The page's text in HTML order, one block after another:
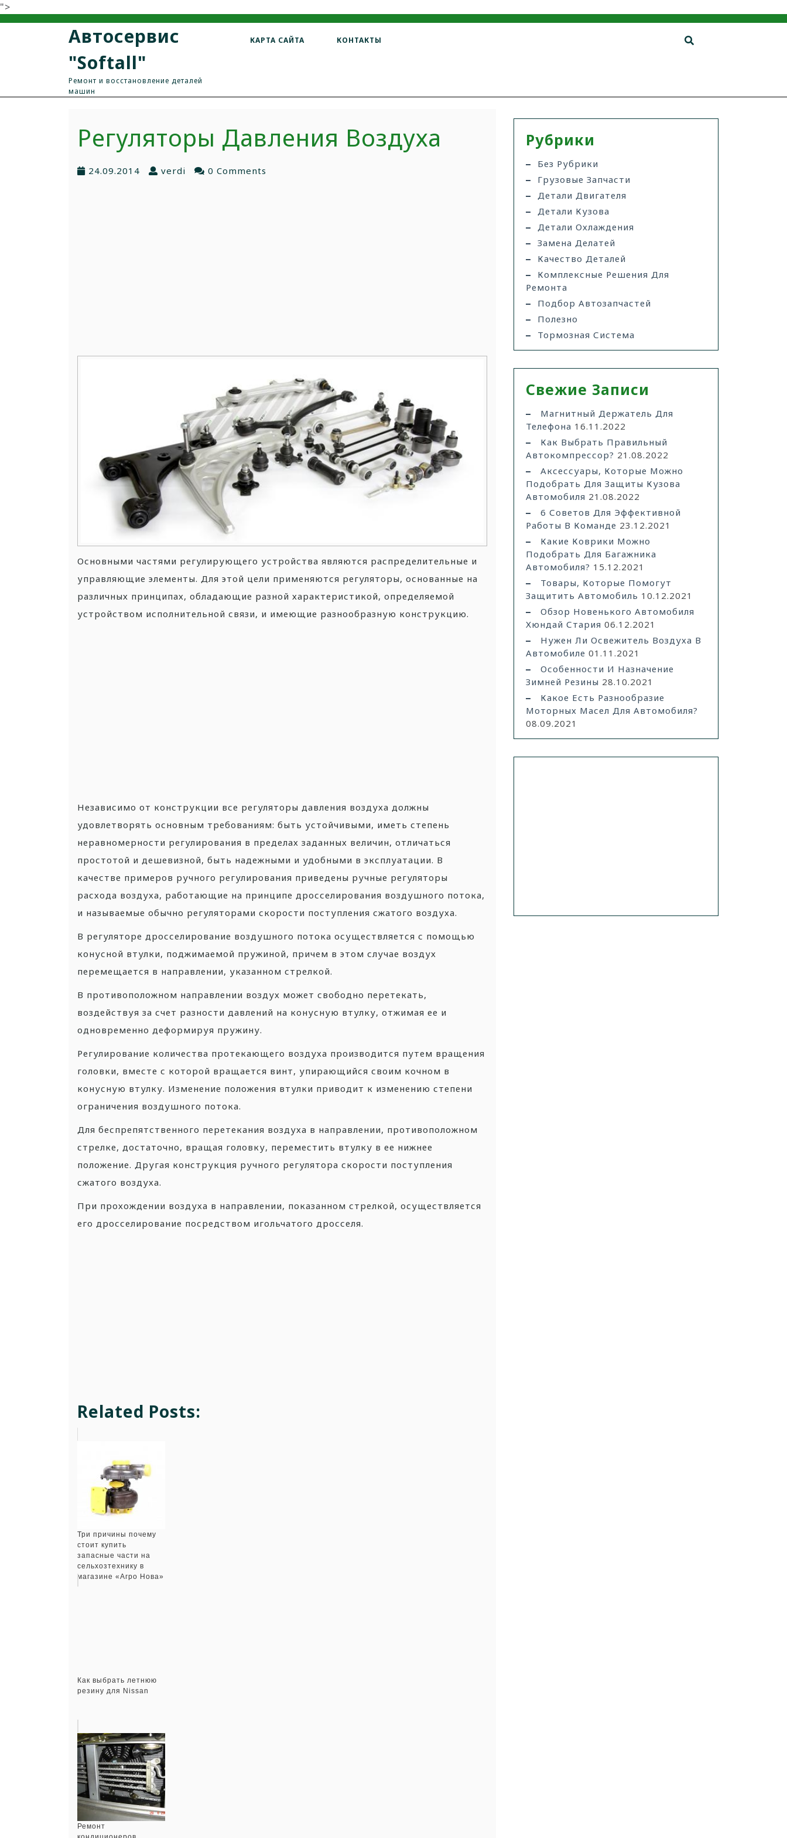
">
Автосервис
"Softall"
Ремонт и восстановление деталей
машин
КАРТА САЙТА КОНТАКТЫ
Регуляторы Давления Воздуха
24.09.2014 verdi 0 Comments
Основными частями регулирующего устройства являются распределительные и
управляющие элементы. Для этой цели применяются регуляторы, основанные на
различных принципах, обладающие разной характеристикой, определяемой
устройством исполнительной связи, и имеющие разнообразную конструкцию.
Независимо от конструкции все регуляторы давления воздуха должны
удовлетворять основным требованиям: быть устойчивыми, иметь степень
неравномерности регулирования в пределах заданных величин, отличаться
простотой и дешевизной, быть надежными и удобными в эксплуатации. В
качестве примеров ручного регулирования приведены ручные регуляторы
расхода воздуха, работающие на принципе дросселирования воздушного потока,
и называемые обычно регуляторами скорости поступления сжатого воздуха.
В регуляторе дросселирование воздушного потока осуществляется с помощью
конусной втулки, поджимаемой пружиной, причем в этом случае воздух
перемещается в направлении, указанном стрелкой.
В противоположном направлении воздух может свободно перетекать,
воздействуя за счет разности давлений на конусную втулку, отжимая ее и
одновременно деформируя пружину.
Регулирование количества протекающего воздуха производится путем вращения
головки, вместе с которой вращается винт, упирающийся своим кочном в
конусную втулку. Изменение положения втулки приводит к изменению степени
ограничения воздушного потока.
Для беспрепятственного перетекания воздуха в направлении, противоположном
стрелке, достаточно, вращая головку, переместить втулку в ее нижнее
положение. Другая конструкция ручного регулятора скорости поступления
сжатого воздуха.
При прохождении воздуха в направлении, показанном стрелкой, осуществляется
его дросселирование посредством игольчатого дросселя.
Related Posts:
Три причины почему
стоит купить
запасные части на
сельхозтехнику в
магазине «Агро Нова»
Как выбрать летнюю
резину для Nissan
Ремонт
Рубрики
Без Рубрики
Грузовые Запчасти
Детали Двигателя
Детали Кузова
Детали Охлаждения
Замена Делатей
Качество Деталей
Комплексные Решения Для
Ремонта
Подбор Автозапчастей
Полезно
Тормозная Система
Свежие Записи
Магнитный Держатель Для
Телефона 16.11.2022
Как Выбрать Правильный
Автокомпрессор? 21.08.2022
Аксессуары, Которые Можно
Подобрать Для Защиты Кузова
Автомобиля 21.08.2022
6 Советов Для Эффективной
Работы В Команде 23.12.2021
Какие Коврики Можно
Подобрать Для Багажника
Автомобиля? 15.12.2021
Товары, Которые Помогут
Защитить Автомобиль 10.12.2021
Обзор Новенького Автомобиля
Хюндай Стария 06.12.2021
Нужен Ли Освежитель Воздуха В
Автомобиле 01.11.2021
Особенности И Назначение
Зимней Резины 28.10.2021
Какое Есть Разнообразие
Моторных Масел Для Автомобиля?
08.09.2021